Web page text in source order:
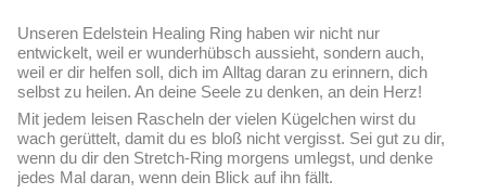
Unseren Edelstein Healing Ring haben wir nicht nur
entwickelt, weil er wunderhübsch aussieht, sondern auch,
weil er dir helfen soll, dich im Alltag daran zu erinnern, dich
selbst zu heilen. An deine Seele zu denken, an dein Herz!
Mit jedem leisen Rascheln der vielen Kügelchen wirst du
wach gerüttelt, damit du es bloß nicht vergisst. Sei gut zu dir,
wenn du dir den Stretch-Ring morgens umlegst, und denke
jedes Mal daran, wenn dein Blick auf ihn fällt.